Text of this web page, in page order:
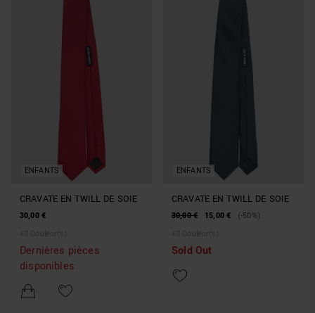
ENFANTS
CRAVATE EN TWILL DE SOIE
30,00 €
+ 3 Couleur(s)
Dernières pièces
disponibles
ENFANTS
CRAVATE EN TWILL DE SOIE
30,00 € 15,00 €
(-50%)
+ 3 Couleur(s)
Sold Out